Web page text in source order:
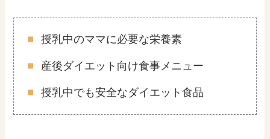
授乳中のママに必要な栄養素
産後ダイエット向け食事メニュー
授乳中でも安全なダイエット食品